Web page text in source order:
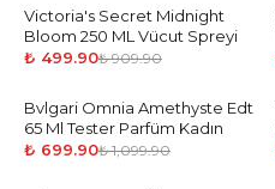
-45%
Victoria's Secret Midnight
Bloom 250 ML Vücut Spreyi
₺ 499.90₺ 909.90
-36%
Bvlgari Omnia Amethyste Edt
65 Ml Tester Parfüm Kadın
₺ 699.90₺ 1,099.90